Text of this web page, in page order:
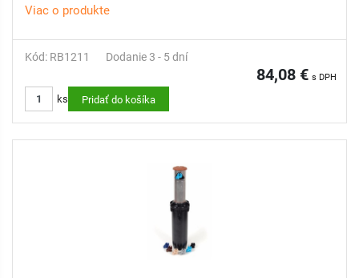
Viac o produkte
Kód: RB1211 Dodanie 3 - 5 dní
84,08 € s DPH
ks Pridať do košíka